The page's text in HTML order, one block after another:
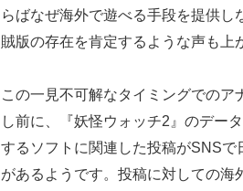
らばなぜ海外で遊べる手段を提供し
賊版の存在を肯定するような声も上
この一見不可解なタイミングでの
し前に、『妖怪ウォッチ2』のデー
するソフトに関連した投稿がSNS
があるようです。投稿に対しての